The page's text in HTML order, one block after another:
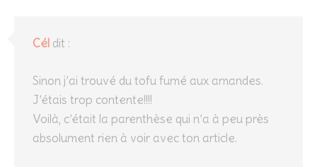
Cél dit :
Sinon j’ai trouvé du tofu fumé aux amandes.
J’étais trop contente!!!!
Voilà, c’était la parenthèse qui n’a à peu près
absolument rien à voir avec ton article.